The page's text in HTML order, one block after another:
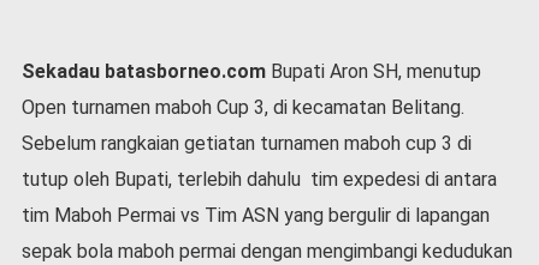
h
S
e
r
m
o
Sekadau batasborneo.com Bupati Aron SH, menutup
Open turnamen maboh Cup 3, di kecamatan Belitang.
Sebelum rangkaian getiatan turnamen maboh cup 3 di
tutup oleh Bupati, terlebih dahulu tim expedesi di antara
tim Maboh Permai vs Tim ASN yang bergulir di lapangan
sepak bola maboh permai dengan mengimbangi kedudukan